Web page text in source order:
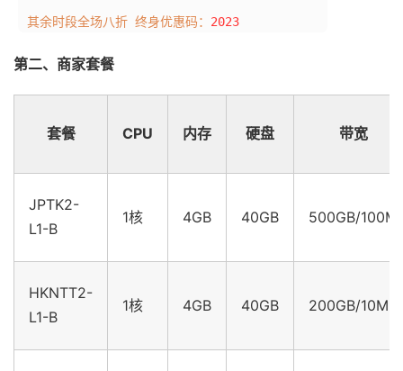
其余时段全场八折 终身优惠码： 2023
第二、商家套餐
套餐 CPU 内存 硬盘 带宽
JPTK2-
L1-B
1核 4GB 40GB 500GB/100M
HKNTT2-
L1-B
1核 4GB 40GB 200GB/10M